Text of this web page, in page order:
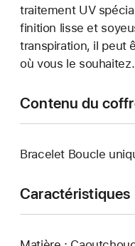
traitement UV
finition lisse et
transpiration, il peut
où vous le souhaitez.
Contenu du
Bracelet Boucle
Caractéristiques